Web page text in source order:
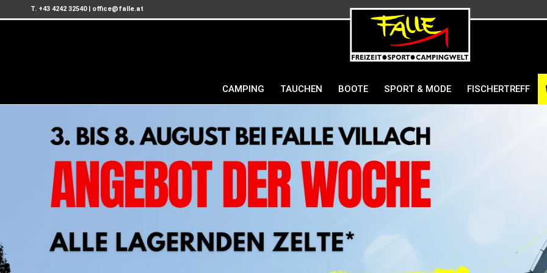
T. +43 4242 32540| office@falle.at
CAMPING TAUCHEN BOOTE SPORT & MODE FISCHERTREFF